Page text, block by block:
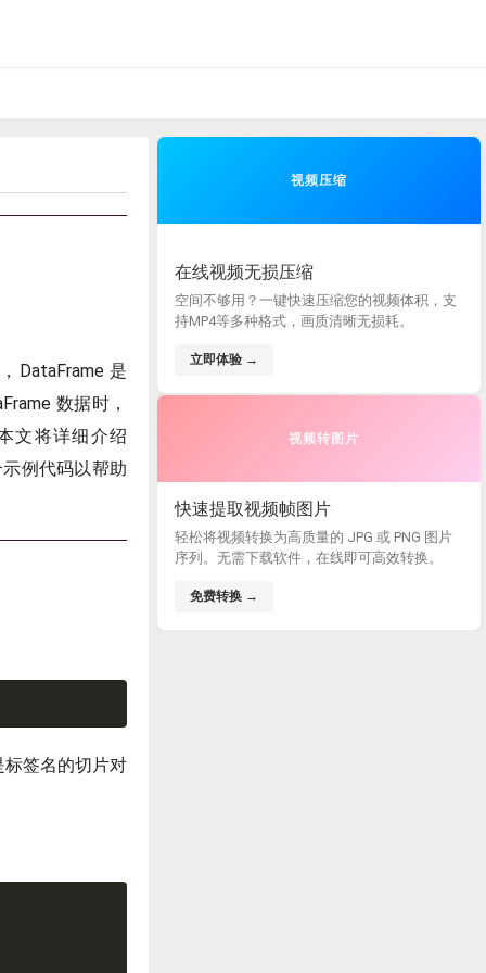
DataFrame 是
数据时，
文将详细介绍
例代码以帮助
签名的切片对
视频压缩
在线视频无损压缩
空间不够用？一键快速压缩您的视频体积，支
持MP4等多种格式，画质清晰无损耗。
立即体验 →
视频转图片
快速提取视频帧图片
轻松将视频转换为高质量的 JPG 或 PNG 图片
序列。无需下载软件，在线即可高效转换。
免费转换 →